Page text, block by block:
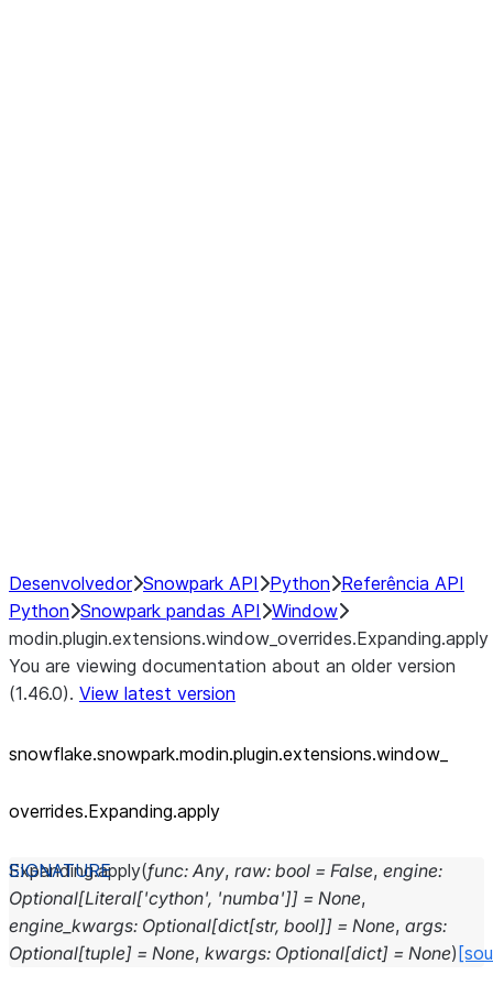
Desenvolvedor Snowpark API Python Referência API
Python Snowpark pandas API Window
modin.plugin.extensions.window_overrides.Expanding.apply
You are viewing documentation about an older version
(1.46.0). View latest version
snowflake.snowpark.modin.plugin.extensions.window_
overrides.Expanding.apply
Expanding.apply(func: Any, raw: bool = False, engine:
Optional[Literal['cython', 'numba']] = None,
engine_kwargs: Optional[dict[str, bool]] = None, args:
Optional[tuple] = None, kwargs: Optional[dict] = None)